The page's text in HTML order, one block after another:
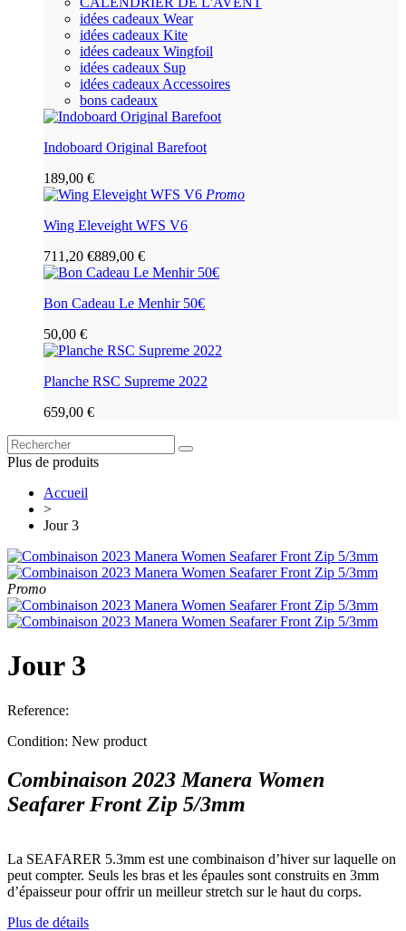
idées cadeaux Wear
idées cadeaux Kite
idées cadeaux Wingfoil
idées cadeaux Sup
idées cadeaux Accessoires
bons cadeaux
Indoboard Original Barefoot
189,00 €
Promo
Wing Eleveight WFS V6
711,20 €889,00 €
Bon Cadeau Le Menhir 50€
50,00 €
Planche RSC Supreme 2022
659,00 €
Plus de produits
Accueil
>
Jour 3
Promo
Jour 3
Reference:
Condition: New product
Combinaison 2023 Manera Women
Seafarer Front Zip 5/3mm
La SEAFARER 5.3mm est une combinaison d’hiver sur laquelle on
peut compter. Seuls les bras et les épaules sont construits en 3mm
d’épaisseur pour offrir un meilleur stretch sur le haut du corps.
Plus de détails